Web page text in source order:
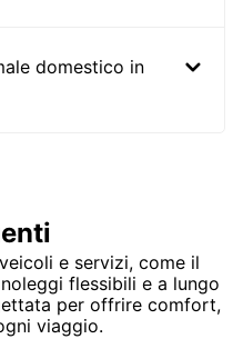
domestico in
e servizi, come il
flessibili e a lungo
per offrire comfort,
viaggio.